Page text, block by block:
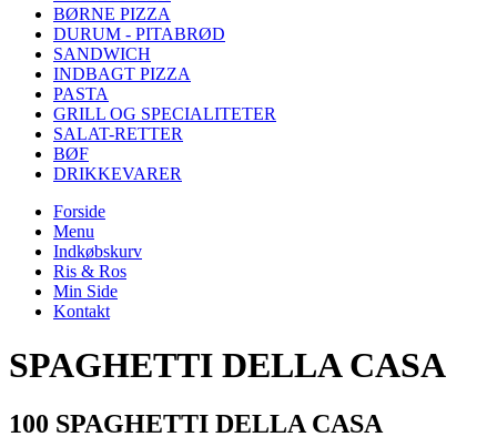
BØRNE PIZZA
DURUM - PITABRØD
SANDWICH
INDBAGT PIZZA
PASTA
GRILL OG SPECIALITETER
SALAT-RETTER
BØF
DRIKKEVARER
Forside
Menu
Indkøbskurv
Ris & Ros
Min Side
Kontakt
SPAGHETTI DELLA CASA
100 SPAGHETTI DELLA CASA